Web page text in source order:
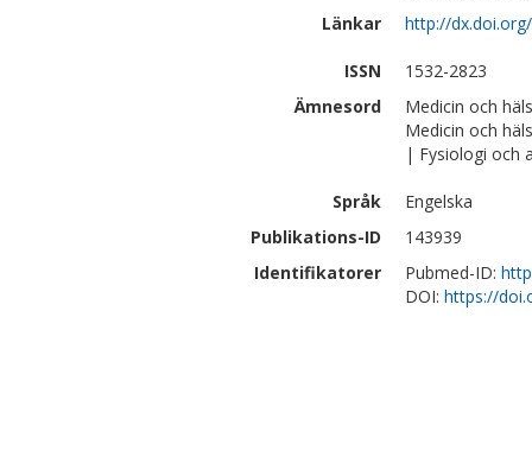
Länkar
http://
ISSN
1532-2823
Ämnesord
Medicin och
Medicin och
| Fysiologi och
Språk
Engelska
Publikations-ID
143939
Identifikatorer
Pubmed-ID:
DOI: https://